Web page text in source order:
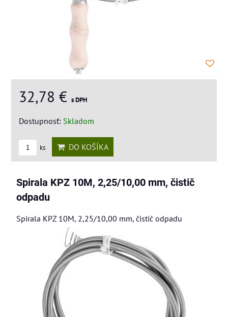
32,78 € s DPH
Dostupnosť: Skladom
ks DO KOŠÍKA
Spirala KPZ 10M, 2,25/10,00 mm, čistič
odpadu
Spirala KPZ 10M, 2,25/10,00 mm, čistič odpadu